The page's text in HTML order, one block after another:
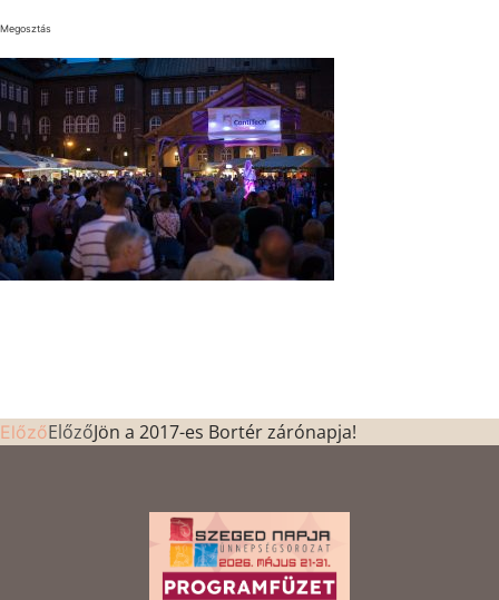
Megosztás
ElőzőElőzőJön a 2017-es Bortér zárónapja!